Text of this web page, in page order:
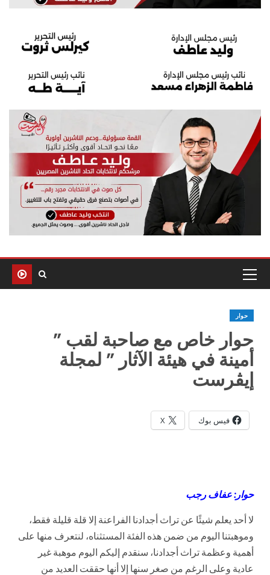
حوار
حوار خاص مع صاحبة لقب ”
أمينة في هيئة الآثار ” لمجلة
إيڤرست
فيس بوك X
حوار: عفاف رجب
لا أحد يعلم شيئًا عن تراث أجدادنا الفراعنة إلا قلة قليلة فقط،
وموهبتنا اليوم من ضمن هذه الفئة المستثناه، لنتعرف منها على
أهمية وعظمة تراث أجدادنا، سنقدم إليكم اليوم موهبة غير
عادية وعلى الرغم من صغر سنها إلا أنها حققت العديد من